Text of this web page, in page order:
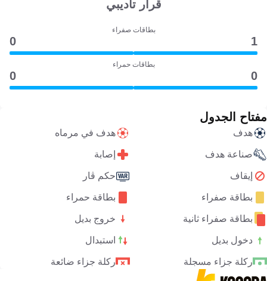
قرار تأديبي
بطاقات صفراء
1
0
بطاقات حمراء
0
0
مفتاح الجدول
هدف هدف في مرماه
صناعة هدف إصابة
إيقاف حكم ڤار
بطاقة صفراء بطاقة حمراء
بطاقة صفراء ثانية خروج بديل
دخول بديل استبدال
ركلة جزاء مسجلة ركلة جزاء ضائعة